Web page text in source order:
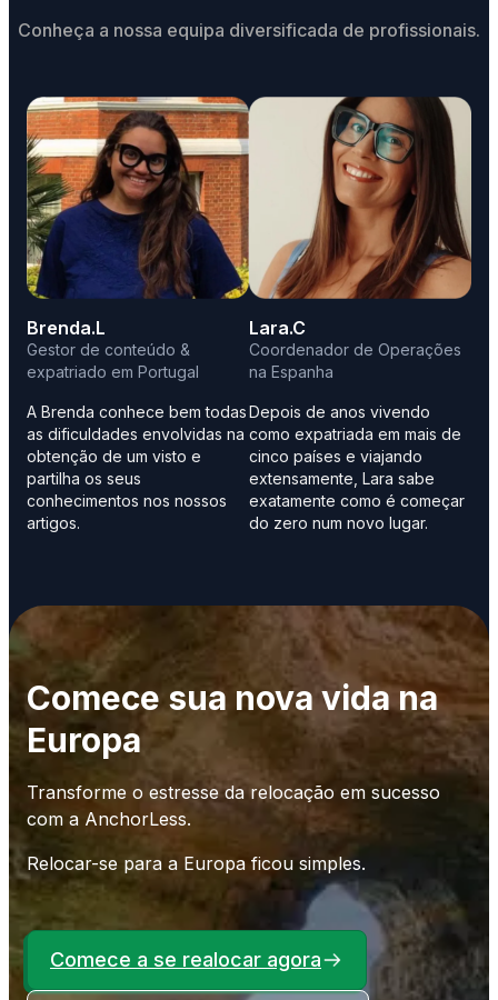
Conheça a nossa equipa diversificada de profissionais.
Brenda.L
Gestor de conteúdo &
expatriado em Portugal
A Brenda conhece bem todas
as dificuldades envolvidas na
obtenção de um visto e
partilha os seus
conhecimentos nos nossos
artigos.
Lara.C
Coordenador de Operações
na Espanha
Depois de anos vivendo
como expatriada em mais de
cinco países e viajando
extensamente, Lara sabe
exatamente como é começar
do zero num novo lugar.
Comece sua nova vida na
Europa
Transforme o estresse da relocação em sucesso
com a AnchorLess.
Relocar-se para a Europa ficou simples.
Comece a se realocar agora